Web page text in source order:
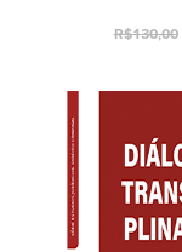
R$130,00